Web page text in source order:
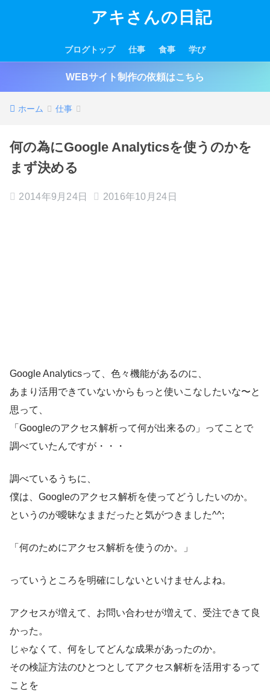
アキさんの日記
ブログトップ 仕事 食事 学び
WEBサイト制作の依頼はこちら
ホーム 仕事
何の為にGoogle Analyticsを使うのかを
まず決める
2014年9月24日 2016年10月24日
Google Analyticsって、色々機能があるのに、
あまり活用できていないからもっと使いこなしたいな〜と
思って、
「Googleのアクセス解析って何が出来るの」ってことで
調べていたんですが・・・
調べているうちに、
僕は、Googleのアクセス解析を使ってどうしたいのか。
というのが曖昧なままだったと気がつきました^^;
「何のためにアクセス解析を使うのか。」
っていうところを明確にしないといけませんよね。
アクセスが増えて、お問い合わせが増えて、受注できて良
かった。
じゃなくて、何をしてどんな成果があったのか。
その検証方法のひとつとしてアクセス解析を活用するって
ことを